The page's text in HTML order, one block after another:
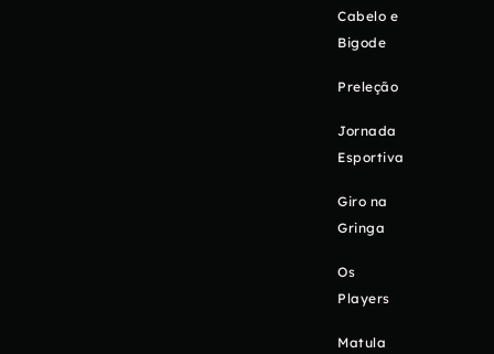
Cabelo e
Bigode
Preleção
Jornada
Esportiva
Giro na
Gringa
Os
Players
Matula